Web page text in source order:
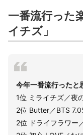
一番流行った
イチズ」
今年一番流行ったと
1位 ミライチズ／夜
2位 Butter／BTS
2位 ドライフラワー